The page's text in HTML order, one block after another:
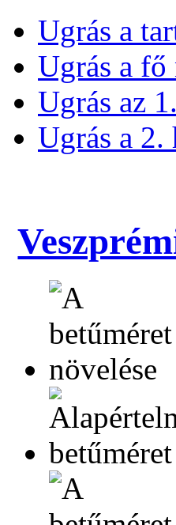
Ugrás a
Ugrás a
Ugrás az
Ugrás a 2.